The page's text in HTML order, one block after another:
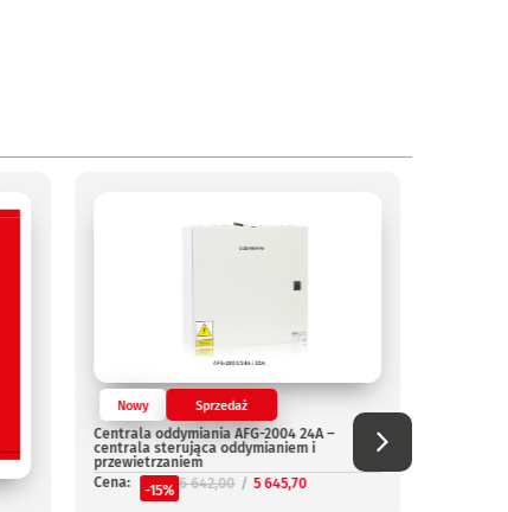
Nowy Sprzedaż
Centrala oddymiania AFG-2004 24A –
centrala sterująca oddymianiem i
przewietrzaniem
Cena:
-15% 6 642,00 5 645,70